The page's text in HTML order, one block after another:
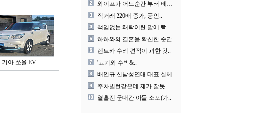
기아 쏘울 EV
와이프가 어느순간 부터 배달..
직거래 220배 증가, 공인..
책임없는 쾌락이란 말에 빡친..
하하와의 결혼을 확신한 순간
렌트카 수리 견적이 과한 것..
'고기와 수박&..
배인규 신남성연대 대표 실체
주차빌런같은데 제가 잘못한건..
열흘전 군대간 아들 소포(가..